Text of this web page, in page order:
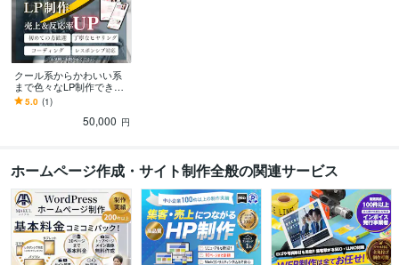
クール系からかわいい系
まで色々なLP制作できま
す 客層の心を掴む売上＆
集客率UPの魅力的なLP制
5.0 (1)
50,000 円
ホームページ作成・サイト制作全般の関連サービス